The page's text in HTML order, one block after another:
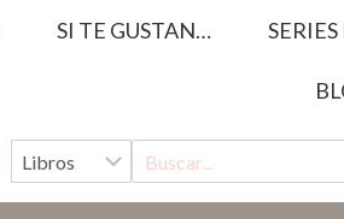
SI TE GUSTAN…